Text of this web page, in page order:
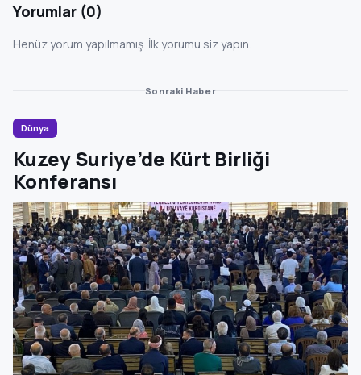
Yorumlar (0)
Henüz yorum yapılmamış. İlk yorumu siz yapın.
Sonraki Haber
Dünya
Kuzey Suriye’de Kürt Birliği
Konferansı